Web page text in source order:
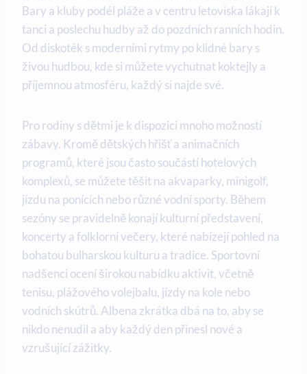
Bary a kluby podél pláže a v centru letoviska lákají k
tanci a poslechu hudby až do pozdních ranních hodin.
Od diskoték s moderními rytmy po klidné bary s
živou hudbou, kde si můžete vychutnat koktejly a
příjemnou atmosféru, každý si najde své.
Pro rodiny s dětmi je k dispozici mnoho možností
zábavy. Kromě dětských hřišť a animačních
programů, které jsou často součástí hotelových
komplexů, se můžete těšit na akvaparky, minigolf,
jízdu na ponících nebo různé vodní sporty. Během
sezóny se pravidelně konají kulturní představení,
koncerty a folklorní večery, které nabízejí pohled na
bohatou bulharskou kulturu a tradice. Sportovní
nadšenci ocení širokou nabídku aktivit, včetně
tenisu, plážového volejbalu, jízdy na kole nebo
vodních skútrů. Albena zkrátka dbá na to, aby se
nikdo nenudil a aby každý den přinesl nové a
vzrušující zážitky.